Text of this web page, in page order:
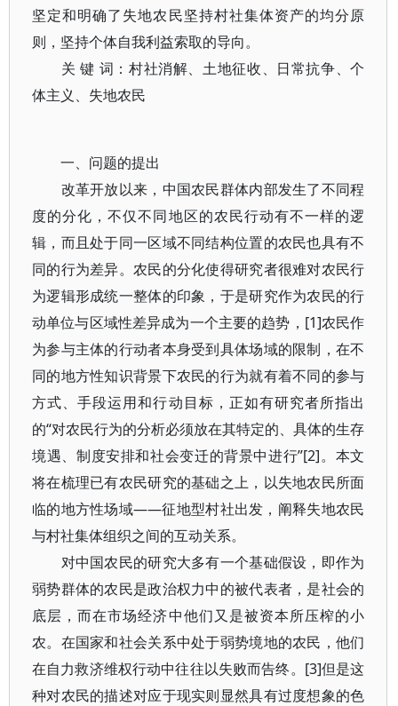
坚定和明确了失地农民坚持村社集体资产的均分原
则，坚持个体自我利益索取的导向。
关 键 词：村社消解、土地征收、日常抗争、个
体主义、失地农民
一、问题的提出
改革开放以来，中国农民群体内部发生了不同程
度的分化，不仅不同地区的农民行动有不一样的逻
辑，而且处于同一区域不同结构位置的农民也具有不
同的行为差异。农民的分化使得研究者很难对农民行
为逻辑形成统一整体的印象，于是研究作为农民的行
动单位与区域性差异成为一个主要的趋势，[1]农民作
为参与主体的行动者本身受到具体场域的限制，在不
同的地方性知识背景下农民的行为就有着不同的参与
方式、手段运用和行动目标，正如有研究者所指出
的“对农民行为的分析必须放在其特定的、具体的生存
境遇、制度安排和社会变迁的背景中进行”[2]。本文
将在梳理已有农民研究的基础之上，以失地农民所面
临的地方性场域——征地型村社出发，阐释失地农民
与村社集体组织之间的互动关系。
对中国农民的研究大多有一个基础假设，即作为
弱势群体的农民是政治权力中的被代表者，是社会的
底层，而在市场经济中他们又是被资本所压榨的小
农。在国家和社会关系中处于弱势境地的农民，他们
在自力救济维权行动中往往以失败而告终。[3]但是这
种对农民的描述对应于现实则显然具有过度想象的色